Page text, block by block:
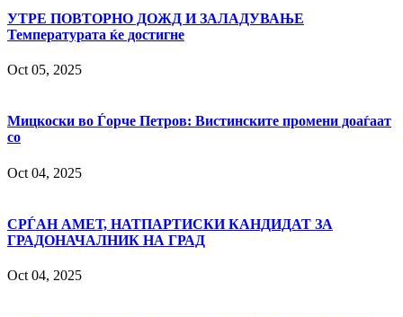
УТРЕ ПОВТОРНО ДОЖД И ЗАЛАДУВАЊЕ
Температурата ќе достигне
Oct 05, 2025
Мицкоски во Ѓорче Петров: Вистинските промени доаѓаат
со
Oct 04, 2025
СРЃАН АМЕТ, НАТПАРТИСКИ КАНДИДАТ ЗА
ГРАДОНАЧАЛНИК НА ГРАД
Oct 04, 2025